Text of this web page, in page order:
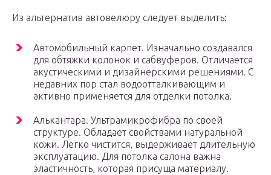
Из альтернатив автовелюру следует выделить:
Автомобильный карпет. Изначально создавался
для обтяжки колонок и сабвуферов. Отличается
акустическими и дизайнерскими решениями. С
недавних пор стал водоотталкивающим и
активно применяется для отделки потолка.
Алькантара. Ультрамикрофибра по своей
структуре. Обладает свойствами натуральной
кожи. Легко чистится, выдерживает длительную
эксплуатацию. Для потолка салона важна
эластичность, которая присуща материалу.